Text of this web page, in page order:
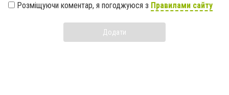
Розміщуючи коментар, я погоджуюся з Правилами сайту
Додати